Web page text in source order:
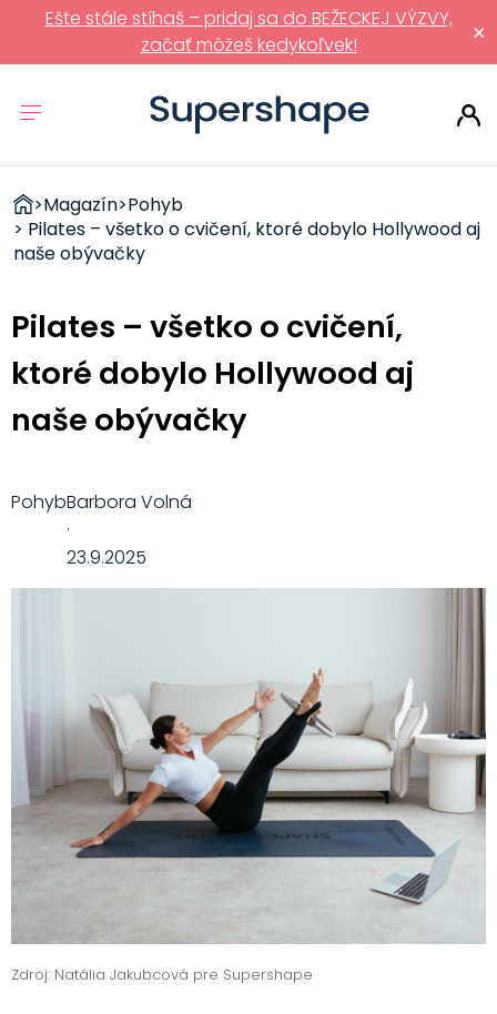
×
Ešte stále stíhaš – pridaj sa do BEŽECKEJ VÝZVY,
začať môžeš kedykoľvek!
ZDRAVÉ
RÝCHLOVKY
>Magazín>Pohyb
> Pilates – všetko o cvičení, ktoré dobylo Hollywood aj
naše obývačky
Pilates – všetko o cvičení,
ktoré dobylo Hollywood aj
naše obývačky
Zdroj: Natália Jakubcová pre Supershape
PohybBarbora Volná
·
23.9.2025